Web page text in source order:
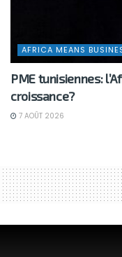
AFRICA MEANS
PME tunisiennes:
croissance?
7 AOÛT 2026